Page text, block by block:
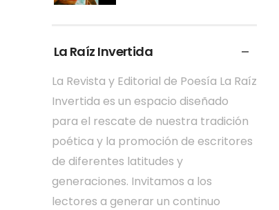
La Raíz Invertida
La Revista y Editorial de Poesía La Raíz
Invertida es un espacio diseñado
para el rescate de nuestra tradición
poética y la promoción de escritores
de diferentes latitudes y
generaciones. Invitamos a los
lectores a generar un continuo